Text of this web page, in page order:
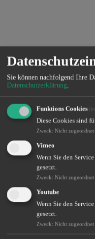
Sie können nachfolgend Ihre
Datenschutzerklärung.
Funktions Cookies
Diese Cookies sind
Zweck: Nicht zugeordnet
Vimeo
Wenn Sie den
gesetzt.
Zweck: Nicht zugeordnet
Youtube
Wenn Sie den
gesetzt.
Zweck: Nicht zugeordnet